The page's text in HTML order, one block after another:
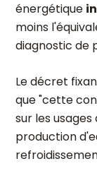
énergétique
moins
diagnostic de
Le décret
que "cette
sur les
production